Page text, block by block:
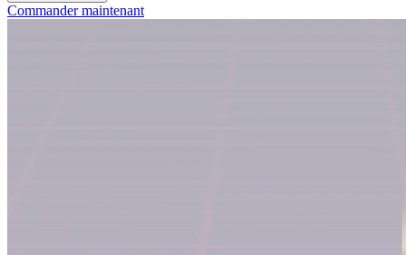
Commander maintenant